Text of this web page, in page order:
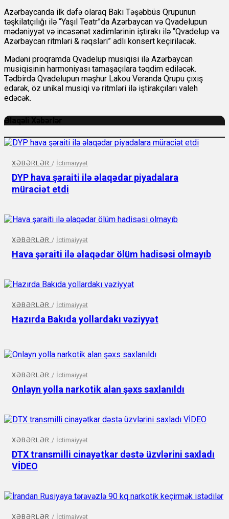
Azərbaycanda ilk dəfə olaraq Bakı Təşəbbüs Qrupunun
təşkilatçılığı ilə “Yaşıl Teatr”da Azərbaycan və Qvadelupun
mədəniyyət və incəsənət xadimlərinin iştirakı ilə “Qvadelup və
Azərbaycan ritmləri & rəqsləri” adlı konsert keçiriləcək.
Mədəni proqramda Qvadelup musiqisi ilə Azərbaycan
musiqisinin harmoniyası tamaşaçılara təqdim ediləcək.
Tədbirdə Qvadelupun məşhur Lakou Veranda Qrupu çıxış
edərək, öz unikal musiqi və ritmləri ilə iştirakçıları valeh
edəcək.
Əlaqəli Xəbərlər
XƏBƏRLƏR / İctimaiyyət
DYP hava şəraiti ilə əlaqədar piyadalara
müraciət etdi
XƏBƏRLƏR / İctimaiyyət
Hava şəraiti ilə əlaqədar ölüm hadisəsi olmayıb
XƏBƏRLƏR / İctimaiyyət
Hazırda Bakıda yollardakı vəziyyət
XƏBƏRLƏR / İctimaiyyət
Onlayn yolla narkotik alan şəxs saxlanıldı
XƏBƏRLƏR / İctimaiyyət
DTX transmilli cinayətkar dəstə üzvlərini saxladı
VİDEO
XƏBƏRLƏR / İctimaiyyət